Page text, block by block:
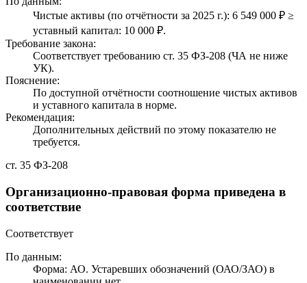
Чистые активы (по отчётности за 2025 г.): 6 549 000 ₽ ≥
уставный капитал: 10 000 ₽.
Требование закона:
Соответствует требованию ст. 35 ФЗ-208 (ЧА не ниже
УК).
Пояснение:
По доступной отчётности соотношение чистых активов
и уставного капитала в норме.
Рекомендация:
Дополнительных действий по этому показателю не
требуется.
ст. 35 ФЗ-208
Организационно-правовая форма приведена в
соответствие
Соответствует
По данным:
Форма: АО. Устаревших обозначений (ОАО/ЗАО) в